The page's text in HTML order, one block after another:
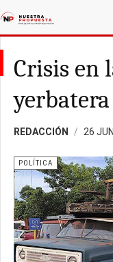
Crisis en
yerbatera
REDACCIÓN 26
POLÍTICA